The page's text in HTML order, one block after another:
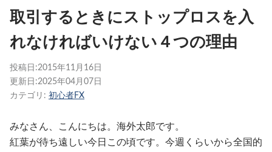
取引するときにストップロスを入
れなければいけない４つの理由
投稿日:2015年11月16日
更新日:2025年04月07日
カテゴリ: 初心者FX
みなさん、こんにちは。海外太郎です。
紅葉が待ち遠しい今日この頃です。今週くらいから全国的